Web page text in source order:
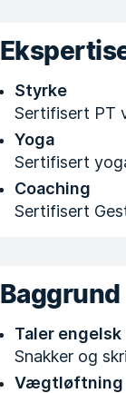
Styrke
Sertifisert PT
Yoga
Sertifisert
Coaching
Sertifisert
Baggrund
Taler engelsk
Snakker og
Vægtløftning